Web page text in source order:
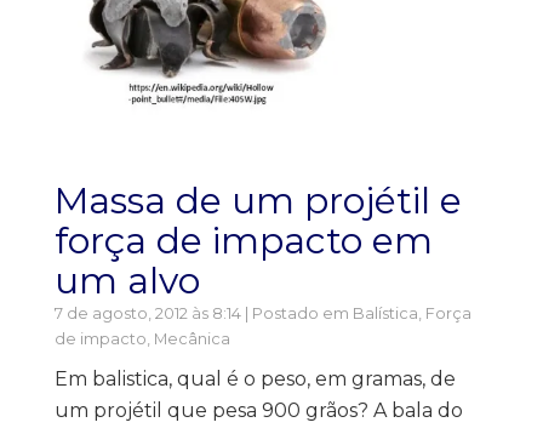
Massa de um projétil e
força de impacto em
um alvo
7 de agosto, 2012 às 8:14 | Postado em Balística Força
de impacto Mecânica
Em balistica, qual é o peso, em gramas, de
um projétil que pesa 900 grãos? A bala do